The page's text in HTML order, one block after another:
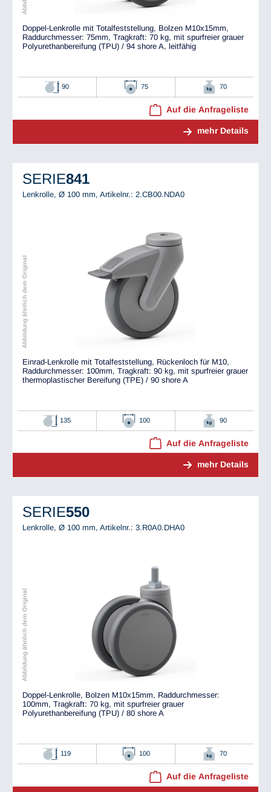
Doppel-Lenkrolle mit Totalfeststellung, Bolzen M10x15mm,
Raddurchmesser: 75mm, Tragkraft: 70 kg, mit spurfreier grauer
Polyurethanbereifung (TPU) / 94 shore A, leitfähig
90 75 70
Auf die Anfrageliste
mehr Details
SERIE841
Lenkrolle, Ø 100 mm, Artikelnr.: 2.CB00.NDA0
Abbildung ähnlich dem Original
Einrad-Lenkrolle mit Totalfeststellung, Rückenloch für M10,
Raddurchmesser: 100mm, Tragkraft: 90 kg, mit spurfreier grauer
thermoplastischer Bereifung (TPE) / 90 shore A
135 100 90
Auf die Anfrageliste
mehr Details
SERIE550
Lenkrolle, Ø 100 mm, Artikelnr.: 3.R0A0.DHA0
Abbildung ähnlich dem Original
Doppel-Lenkrolle, Bolzen M10x15mm, Raddurchmesser:
100mm, Tragkraft: 70 kg, mit spurfreier grauer
Polyurethanbereifung (TPU) / 80 shore A
119 100 70
Auf die Anfrageliste